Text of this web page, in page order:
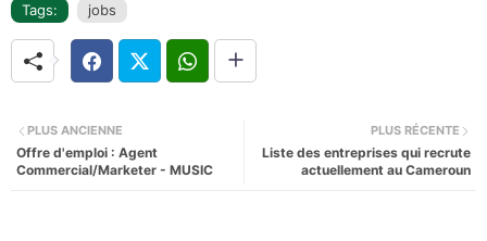
Tags: jobs
PLUS RÉCENTE
Liste des entreprises qui recrute
actuellement au Cameroun
PLUS ANCIENNE
Offre d'emploi : Agent
Commercial/Marketer - MUSIC